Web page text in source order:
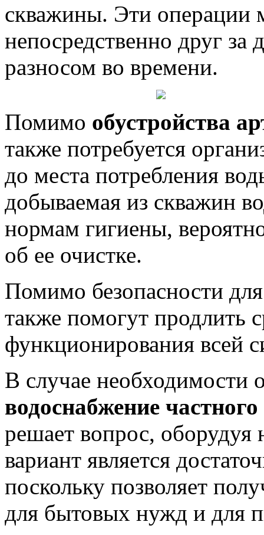
скважины. Эти операции
непосредственно друг за
разносом во времени.
Помимо обустройства
также потребуется
до места потребления
добываемая из скважин
нормам гигиены,
об ее очистке.
Помимо безопасности
также помогут продлить
функционирования всей
В случае необходимости
водоснабжение
решает вопрос, оборудуя
вариант является
поскольку позволяет
для бытовых нужд и для